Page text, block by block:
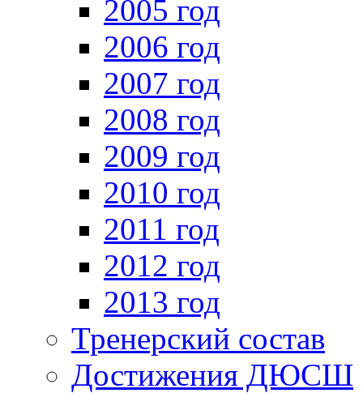
2005 год
2006 год
2007 год
2008 год
2009 год
2010 год
2011 год
2012 год
2013 год
Тренерский состав
Достижения ДЮСШ